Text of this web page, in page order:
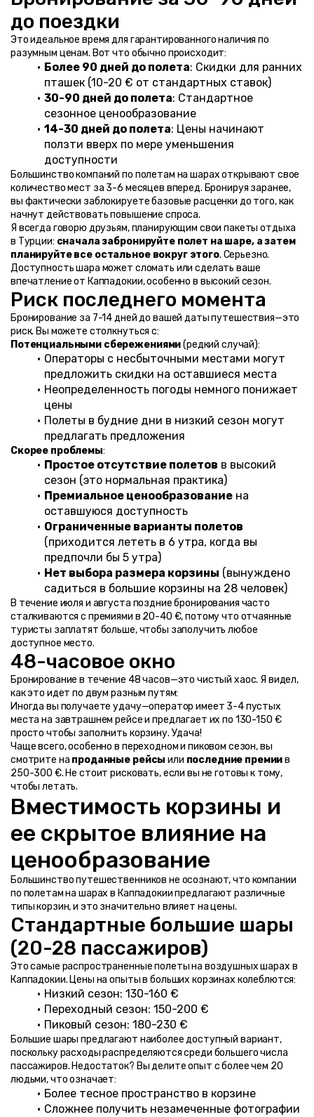
до поездки
Это идеальное время для гарантированного наличия по
разумным ценам. Вот что обычно происходит:
Более 90 дней до полета: Скидки для ранних
пташек (10-20 € от стандартных ставок)
30-90 дней до полета: Стандартное
сезонное ценообразование
14-30 дней до полета: Цены начинают
ползти вверх по мере уменьшения
доступности
Большинство компаний по полетам на шарах открывают свое
количество мест за 3-6 месяцев вперед. Бронируя заранее,
вы фактически заблокируете базовые расценки до того, как
начнут действовать повышение спроса.
Я всегда говорю друзьям, планирующим свои пакеты отдыха
в Турции: сначала забронируйте полет на шаре, а затем
планируйте все остальное вокруг этого. Серьезно.
Доступность шара может сломать или сделать ваше
впечатление от Каппадокии, особенно в высокий сезон.
Риск последнего момента
Бронирование за 7-14 дней до вашей даты путешествия—это
риск. Вы можете столкнуться с:
Потенциальными сбережениями (редкий случай):
Операторы с несбыточными местами могут
предложить скидки на оставшиеся места
Неопределенность погоды немного понижает
цены
Полеты в будние дни в низкий сезон могут
предлагать предложения
Скорее проблемы:
Простое отсутствие полетов в высокий
сезон (это нормальная практика)
Премиальное ценообразование на
оставшуюся доступность
Ограниченные варианты полетов
(приходится лететь в 6 утра, когда вы
предпочли бы 5 утра)
Нет выбора размера корзины (вынуждено
садиться в большие корзины на 28 человек)
В течение июля и августа поздние бронирования часто
сталкиваются с премиями в 20-40 €, потому что отчаянные
туристы заплатят больше, чтобы заполучить любое
доступное место.
48-часовое окно
Бронирование в течение 48 часов—это чистый хаос. Я видел,
как это идет по двум разным путям:
Иногда вы получаете удачу—оператор имеет 3-4 пустых
места на завтрашнем рейсе и предлагает их по 130-150 €
просто чтобы заполнить корзину. Удача!
Чаще всего, особенно в переходном и пиковом сезон, вы
смотрите на проданные рейсы или последние премии в
250-300 €. Не стоит рисковать, если вы не готовы к тому,
чтобы летать.
Вместимость корзины и
ее скрытое влияние на
ценообразование
Большинство путешественников не осознают, что компании
по полетам на шарах в Каппадокии предлагают различные
типы корзин, и это значительно влияет на цены.
Стандартные большие шары
(20-28 пассажиров)
Это самые распространенные полеты на воздушных шарах в
Каппадокии. Цены на опыты в больших корзинах колеблются:
Низкий сезон: 130-160 €
Переходный сезон: 150-200 €
Пиковый сезон: 180-230 €
Большие шары предлагают наиболее доступный вариант,
поскольку расходы распределяются среди большего числа
пассажиров. Недостаток? Вы делите опыт с более чем 20
людьми, что означает:
Более тесное пространство в корзине
Сложнее получить незамеченные фотографии